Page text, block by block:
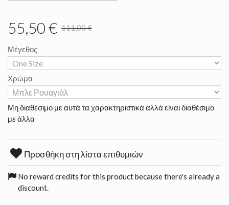
55,50 € 111,00 €
Μέγεθος
Χρώμα
Μη διαθέσιμο με αυτά τα χαρακτηριστικά αλλά είναι διαθέσιμο
με άλλα
Προσθήκη στη λίστα επιθυμιών
No reward credits for this product because there's already a
discount.